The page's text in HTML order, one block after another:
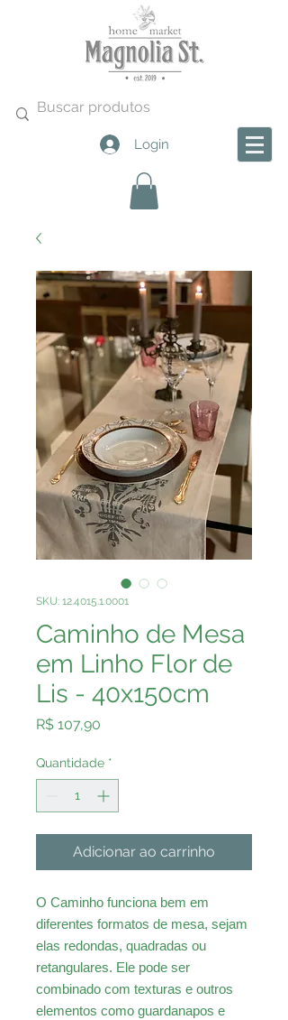
Login
SKU: 12.4015.1.0001
Caminho de Mesa
em Linho Flor de
Lis - 40x150cm
R$ 107,90
Quantidade *
Adicionar ao carrinho
O Caminho funciona bem em
diferentes formatos de mesa, sejam
elas redondas, quadradas ou
retangulares. Ele pode ser
combinado com texturas e outros
elementos como guardanapos e